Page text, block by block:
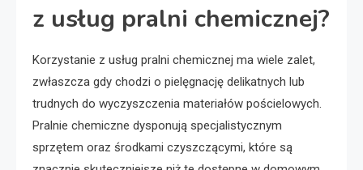
z usług pralni chemicznej?
Korzystanie z usług pralni chemicznej ma wiele zalet,
zwłaszcza gdy chodzi o pielęgnację delikatnych lub
trudnych do wyczyszczenia materiałów pościelowych.
Pralnie chemiczne dysponują specjalistycznym
sprzętem oraz środkami czyszczącymi, które są